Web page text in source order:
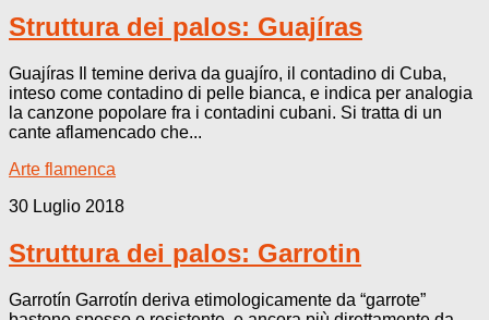
Struttura dei palos: Guajíras
Guajíras Il temine deriva da guajíro, il contadino di Cuba,
inteso come contadino di pelle bianca, e indica per analogia
la canzone popolare fra i contadini cubani. Si tratta di un
cante aflamencado che...
Arte flamenca
30 Luglio 2018
Struttura dei palos: Garrotin
Garrotín Garrotín deriva etimologicamente da “garrote”